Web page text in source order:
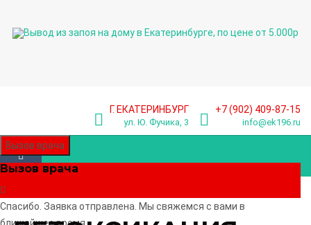
Г. ЕКАТЕРИНБУРГ
ул. Ю. Фучика, 3
+7 (902) 409-87-15
info@ek196.ru
Вызов врача
Вызов врача
Спасибо. Заявка отправлена. Мы свяжемся с вами в